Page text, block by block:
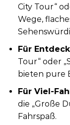
City Tour“
Wege,
Für
Tour“ oder
bieten pure
Für Viel-
die „Große
Fahrspaß.